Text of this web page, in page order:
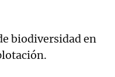
biodiversidad en